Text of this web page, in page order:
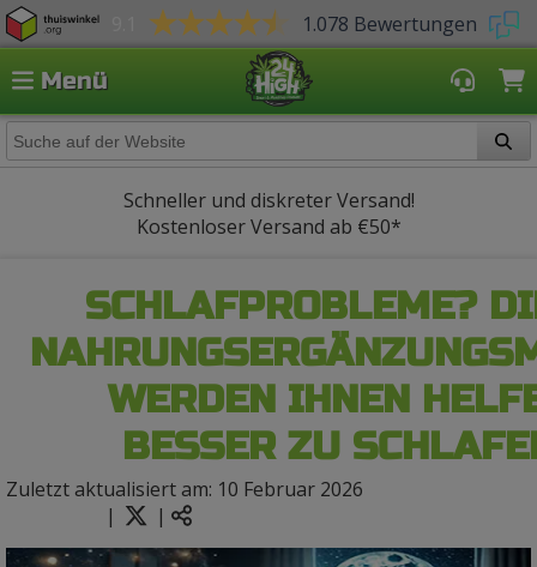
1.078 Bewertungen
Menü
Schneller und diskreter Versand!
Kostenloser Versand ab €50*
SCHLAFPROBLEME?
WERDEN IHNEN
BESSER ZU
Zuletzt aktualisiert am: 10 Februar 2026
|
|